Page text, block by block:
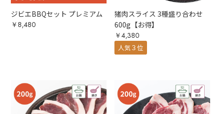
ジビエBBQセット プレミアム
￥8,480
猪肉スライス 3種盛り合わせ
600g【お得】
￥4,380
人気３位